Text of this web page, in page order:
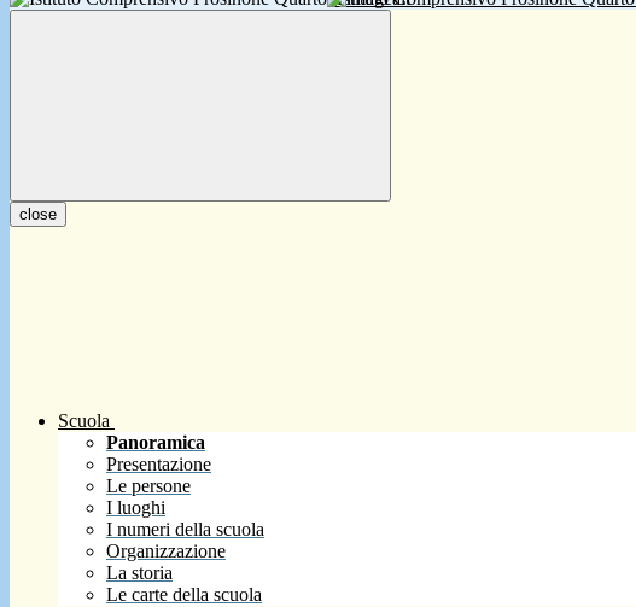
close
Scuola
Panoramica
Presentazione
Le persone
I luoghi
I numeri della scuola
Organizzazione
La storia
Le carte della scuola